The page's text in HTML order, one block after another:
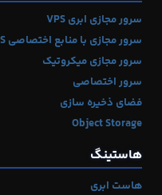
سرور مجازی ابری VPS
سرور مجازی با منابع اختصاصی VDS
سرور مجازی میکروتیک
سرور اختصاصی
فضای ذخیره سازی
Object Storage
هاستینگ
هاست ابری